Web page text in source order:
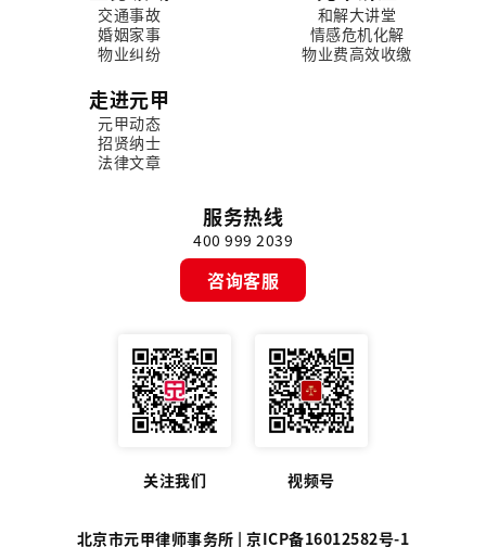
交通事故
婚姻家事
物业纠纷
和解大讲堂
情感危机化解
物业费高效收缴
走进元甲
元甲动态
招贤纳士
法律文章
服务热线
400 999 2039
咨询客服
关注我们 视频号
北京市元甲律师事务所 |京ICP备16012582号-1